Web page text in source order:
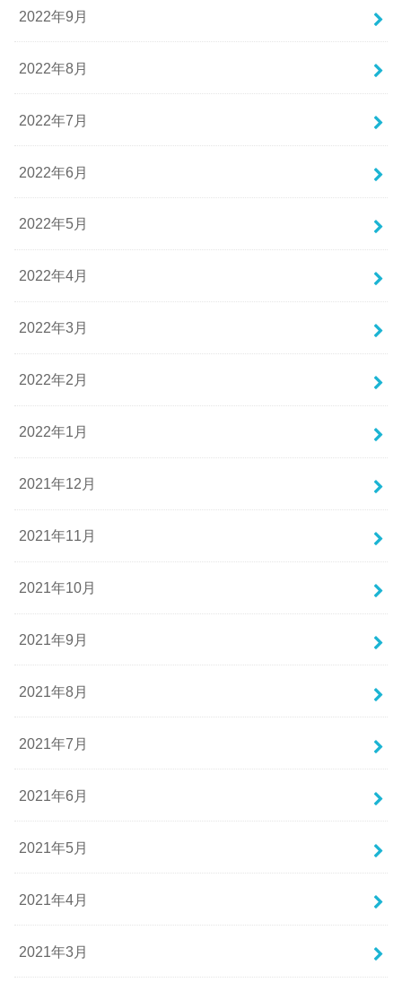
2022年9月
2022年8月
2022年7月
2022年6月
2022年5月
2022年4月
2022年3月
2022年2月
2022年1月
2021年12月
2021年11月
2021年10月
2021年9月
2021年8月
2021年7月
2021年6月
2021年5月
2021年4月
2021年3月